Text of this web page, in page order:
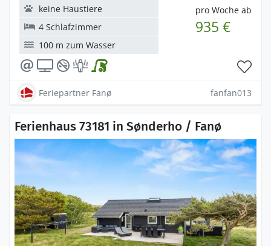
pro Woche ab
935 €
keine Haustiere
4 Schlafzimmer
100 m zum Wasser
Feriepartner Fanø fanfan013
Ferienhaus 73181 in Sønderho / Fanø